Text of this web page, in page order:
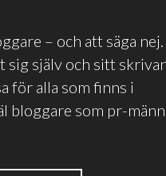
– och att säga
själv och sitt
för alla som finns i
bloggare som pr-